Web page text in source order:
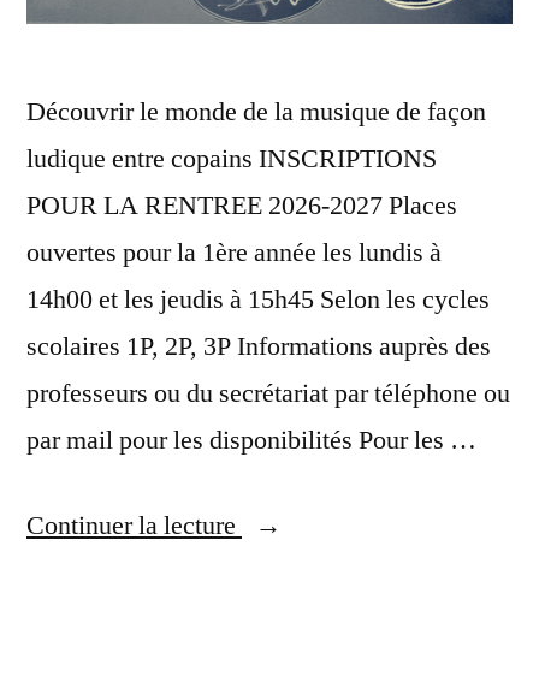
Découvrir le monde de la musique de façon
ludique entre copains INSCRIPTIONS
POUR LA RENTREE 2026-2027 Places
ouvertes pour la 1ère année les lundis à
14h00 et les jeudis à 15h45 Selon les cycles
scolaires 1P, 2P, 3P Informations auprès des
professeurs ou du secrétariat par téléphone ou
par mail pour les disponibilités Pour les …
Continuer la lecture